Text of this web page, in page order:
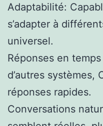
Adaptabilité:
s’adapter à
universel.
Réponses en
d’autres systèmes,
réponses rapides.
Conversations